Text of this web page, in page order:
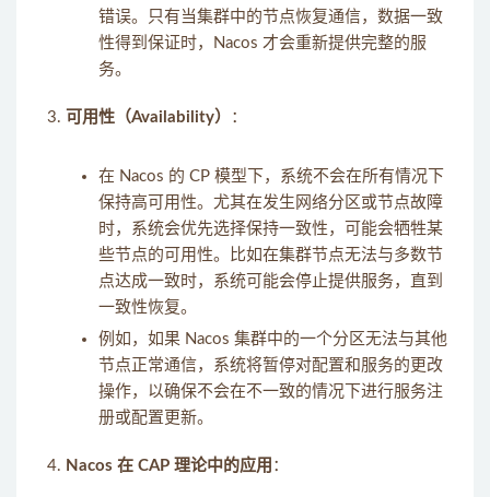
错误。只有当集群中的节点恢复通信，数据一致
性得到保证时，Nacos 才会重新提供完整的服
务。
可用性（Availability） ：
在 Nacos 的 CP 模型下，系统不会在所有情况下
保持高可用性。尤其在发生网络分区或节点故障
时，系统会优先选择保持一致性，可能会牺牲某
些节点的可用性。比如在集群节点无法与多数节
点达成一致时，系统可能会停止提供服务，直到
一致性恢复。
例如，如果 Nacos 集群中的一个分区无法与其他
节点正常通信，系统将暂停对配置和服务的更改
操作，以确保不会在不一致的情况下进行服务注
册或配置更新。
Nacos 在 CAP 理论中的应用 ：